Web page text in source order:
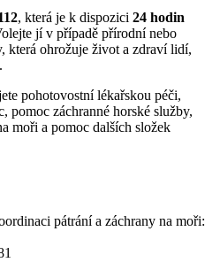
, která je k dispozici 24 hodin
jí v případě přírodní nebo
která ohrožuje život a zdraví lidí,
pohotovostní lékařskou péči,
pomoc záchranné horské služby,
moři a pomoc dalších složek
pátrání a záchrany na moři: